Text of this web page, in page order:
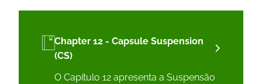
Chapter 12 - Capsule Suspension
(CS)
O Capítulo 12 apresenta a Suspensão